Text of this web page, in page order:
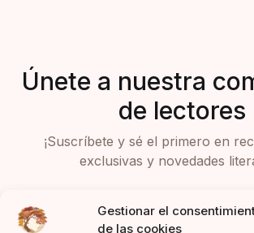
Gestionar el
de las cookies
Únete a nuestra
de lectores
¡Suscríbete y sé el primero en
exclusivas y novedades